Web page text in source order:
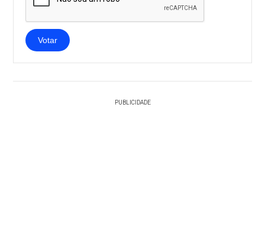
Votar
PUBLICIDADE